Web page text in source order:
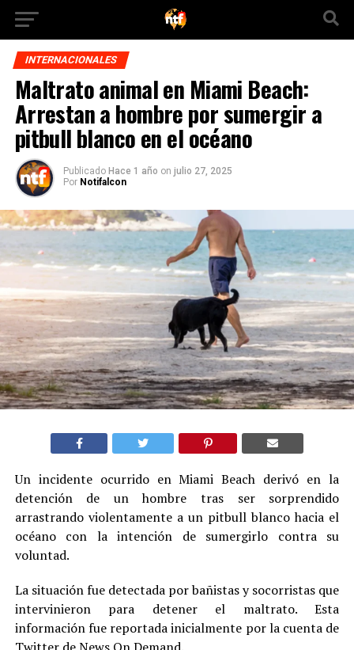
INTERNACIONALES
Maltrato animal en Miami Beach:
Arrestan a hombre por sumergir a
pitbull blanco en el océano
Publicado Hace 1 año on julio 27, 2025
Por Notifalcon
Un incidente ocurrido en Miami Beach derivó en la
detención de un hombre tras ser sorprendido
arrastrando violentamente a un pitbull blanco hacia el
océano con la intención de sumergirlo contra su
voluntad.
La situación fue detectada por bañistas y socorristas que
intervinieron para detener el maltrato. Esta
información fue reportada inicialmente por la cuenta de